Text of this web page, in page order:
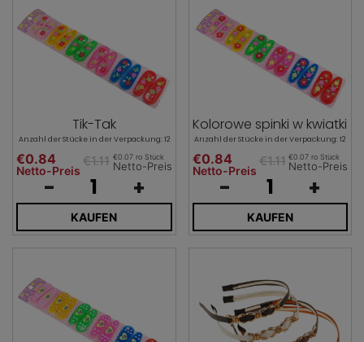
Tik-Tak
Anzahl der Stücke in der Verpackung: 12
€0.84
Netto-Preis
€1.11 €0.07 ro Stück
Netto-Preis
- +
KAUFEN
Kolorowe spinki w kwiatki
Anzahl der Stücke in der Verpackung: 12
€0.84
Netto-Preis
€1.11 €0.07 ro Stück
Netto-Preis
- +
KAUFEN